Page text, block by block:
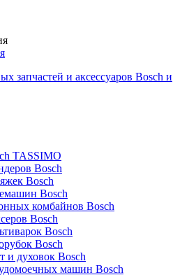
TASSIMO
Bosch
Bosch
Bosch
комбайнов Bosch
Bosch
Bosch
Bosch
и духовок Bosch
машин Bosch